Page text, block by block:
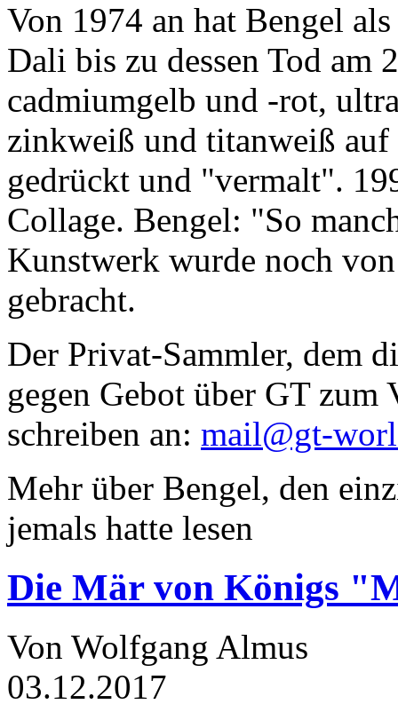
Von 1974 an hat Bengel
Dali bis zu dessen Tod am
cadmiumgelb und -rot,
zinkweiß und titanweiß
gedrückt und "vermalt".
Collage. Bengel: "So
Kunstwerk wurde noch
gebracht.
Der Privat-Sammler, dem
gegen Gebot über GT zum
schreiben an: mail@gt-
Mehr über Bengel, den
jemals hatte lesen
Die Mär von Königs
Von Wolfgang Almus
03.12.2017